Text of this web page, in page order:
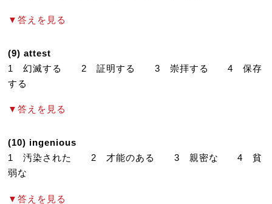
▼答えを見る
(9) attest
1 幻滅する 2 証明する 3 崇拝する 4 保存
する
▼答えを見る
(10) ingenious
1 汚染された 2 才能のある 3 親密な 4 貧
弱な
▼答えを見る